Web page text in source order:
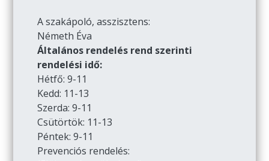
A szakápoló, asszisztens:
Németh Éva
Általános rendelés rend szerinti
rendelési idő:
Hétfő: 9-11
Kedd: 11-13
Szerda: 9-11
Csütörtök: 11-13
Péntek: 9-11
Prevenciós rendelés: